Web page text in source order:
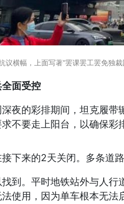
横幅，上面写著“罢课罢工罢免独裁
全面受控
夜的彩排期间，坦克履
不要走上阳台，以确保彩
下来的2天关闭。多条道
到。平时地铁站外与人
使用，因为单车根本无法